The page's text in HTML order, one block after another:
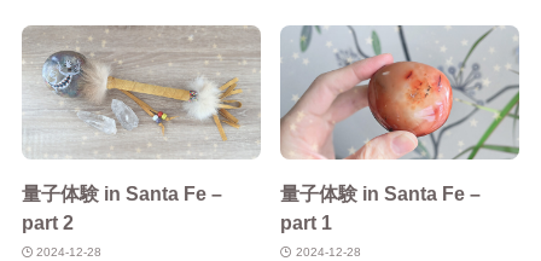
量子体験 in Santa Fe –
part 2
2024-12-28
量子体験 in Santa Fe –
part 1
2024-12-28